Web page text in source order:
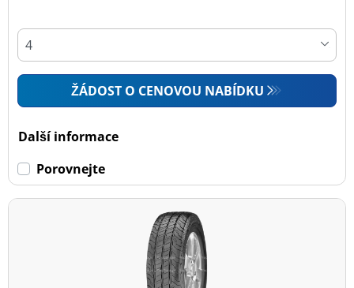
ŽÁDOST O CENOVOU NABÍDKU
Další informace
Porovnejte